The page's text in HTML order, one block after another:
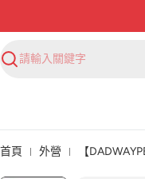
搜
首頁 外營 【